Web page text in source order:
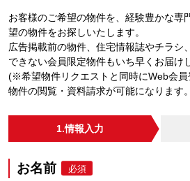
お客様のご希望の物件を、経験豊かな専
望の物件をお探しいたします。
広告掲載前の物件、住宅情報誌やチラシ
できない会員限定物件もいち早くお届け
(※希望物件リクエストと同時にWeb会員
物件の閲覧・資料請求が可能になります
1.情報入力
お名前 必須